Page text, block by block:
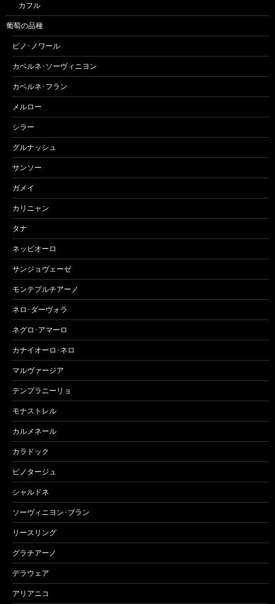
カフル
葡萄の品種
ピノ･ノワール
カベルネ･ソーヴィニヨン
カベルネ･フラン
メルロー
シラー
グルナッシュ
サンソー
ガメイ
カリニャン
タナ
ネッビオーロ
サンジョヴェーゼ
モンテプルチアーノ
ネロ･ダーヴォラ
ネグロ･アマーロ
カナイオーロ･ネロ
マルヴァージア
テンプラニーリョ
モナストレル
カルメネール
カラドック
ピノタージュ
シャルドネ
ソーヴィニヨン･ブラン
リースリング
グラチアーノ
デラウェア
アリアニコ